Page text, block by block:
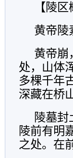
【陵区
黄帝陵
黄帝崩
处，山体
多棵千年
深藏在桥
陵墓
陵前有明
之处。在